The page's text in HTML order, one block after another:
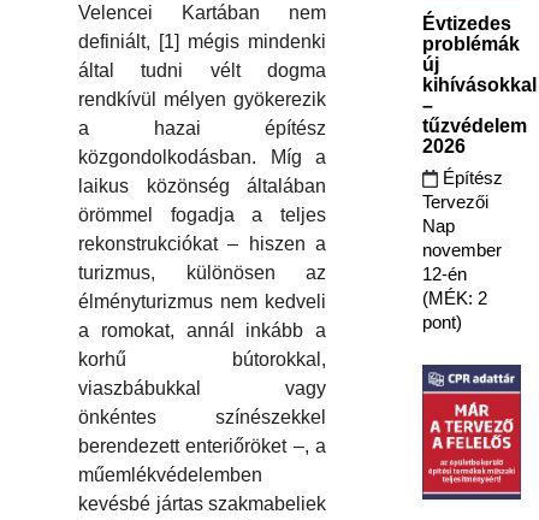
Velencei Kartában nem
definiált, [1] mégis mindenki
által tudni vélt dogma
rendkívül mélyen gyökerezik
a hazai építész
közgondolkodásban. Míg a
laikus közönség általában
örömmel fogadja a teljes
rekonstrukciókat – hiszen a
turizmus, különösen az
élményturizmus nem kedveli
a romokat, annál inkább a
korhű bútorokkal,
viaszbábukkal vagy
önkéntes színészekkel
berendezett enteriőröket –, a
műemlékvédelemben
kevésbé jártas szakmabeliek
Évtizedes
problémák
új
kihívásokkal
–
tűzvédelem
2026
Építész
Tervezői
Nap
november
12-én
(MÉK: 2
pont)